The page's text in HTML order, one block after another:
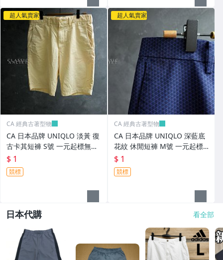
超人氣賣家
CA 經典古著型物
CA 日本品牌 UNIQLO 淡黃 復
古卡其短褲 S號 一元起標無底
價U570
$ 1
競標
超人氣賣家
CA 經典古著型物
CA 日本品牌 UNIQLO 深藍底
花紋 休閒短褲 M號 一元起標
無底價U571
$ 1
競標
日本代購 看全部